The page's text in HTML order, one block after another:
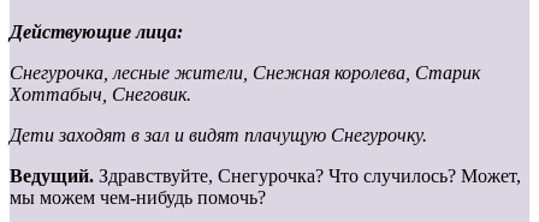
Действующие лица:
Снегурочка, лесные жители, Снежная королева, Старик
Хоттабыч, Снеговик.
Дети заходят в зал и видят плачущую Снегурочку.
Ведущий. Здравствуйте, Снегурочка? Что случилось? Может,
мы можем чем-нибудь помочь?